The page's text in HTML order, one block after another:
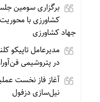
برگزاری سومین
کشاورزی با
جهاد کشاورزی
مدیرعامل تاپیکو
در پتروشیمی
آغاز فاز نخست
نیل‌سازی دزفول